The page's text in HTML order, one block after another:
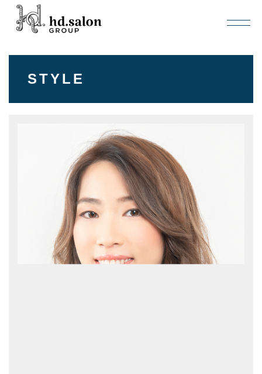
STYLE